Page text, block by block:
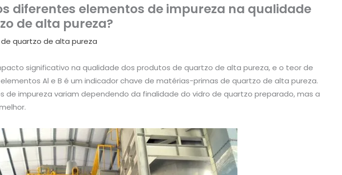
diferentes elementos de impureza na qualidade
de alta pureza?
de quartzo de alta pureza
significativo na qualidade dos produtos de quartzo de alta pureza, e o teor de
Al e B é um indicador chave de matérias-primas de quartzo de alta pureza.
de impureza variam dependendo da finalidade do vidro de quartzo preparado, mas a